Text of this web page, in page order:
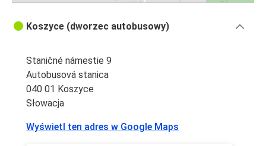
Koszyce (dworzec autobusowy)
Staničné námestie 9
Autobusová stanica
040 01 Koszyce
Słowacja
Wyświetl ten adres w Google Maps